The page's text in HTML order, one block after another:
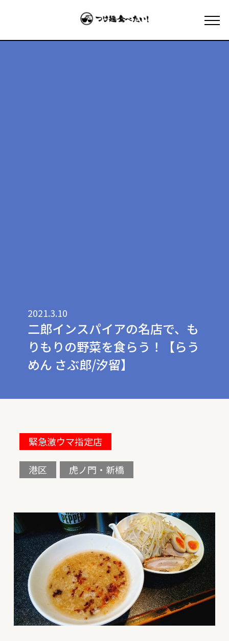
2021.3.10
二郎インスパイアの名店で、も
りもりの野菜を食らう！【らう
めん さぶ郎/汐留】
緊急激ウマ指定店
港区 虎ノ門・新橋